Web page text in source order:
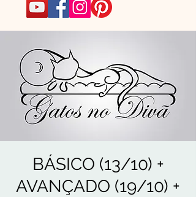
BÁSICO (13/10) +
AVANÇADO (19/10) +